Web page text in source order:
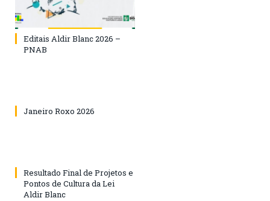
Editais Aldir Blanc 2026 –
PNAB
Janeiro Roxo 2026
Resultado Final de Projetos e
Pontos de Cultura da Lei
Aldir Blanc